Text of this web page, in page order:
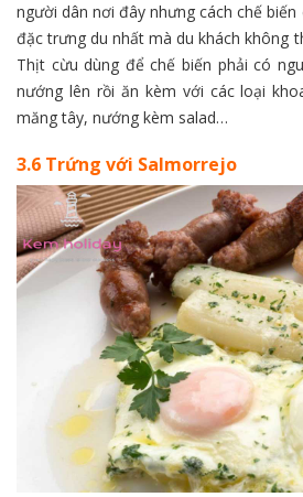
người dân nơi đây nhưng cách chế
đặc trưng du nhất mà du khách không
Thịt cừu dùng để chế biến phải có
nướng lên rồi ăn kèm với các loại
măng tây, nướng kèm salad…
3.6 Trứng với Salmorrejo